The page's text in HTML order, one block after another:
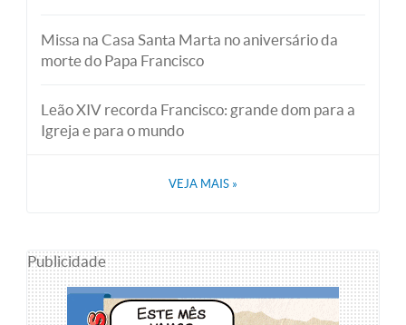
Missa na Casa Santa Marta no aniversário da
morte do Papa Francisco
Leão XIV recorda Francisco: grande dom para a
Igreja e para o mundo
VEJA MAIS »
Publicidade